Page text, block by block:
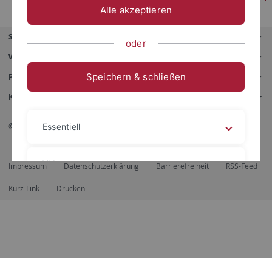
Service
Weitere Angebote
Portale
Kontaktinfo
© 2026 Eberhard Karls Universität Tübingen, Tübingen
Impressum Datenschutzerklärung Barrierefreiheit RSS-Feed
Kurz-Link Drucken
Alle akzeptieren
oder
Speichern & schließen
Essentiell
Videos